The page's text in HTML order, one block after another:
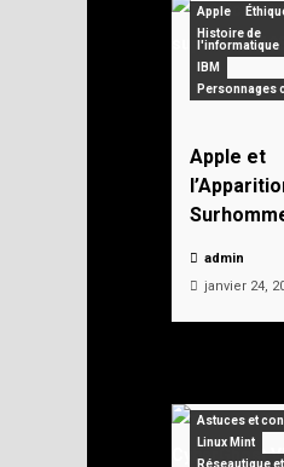
Apple
Histoire de
l'informatique
IBM
Personnages
Apple et
admin
janvier 24,
Astuces et
Linux Mint